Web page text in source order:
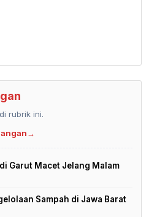
rubrik ini.
→
Garut Macet Jelang Malam
Sampah di Jawa Barat